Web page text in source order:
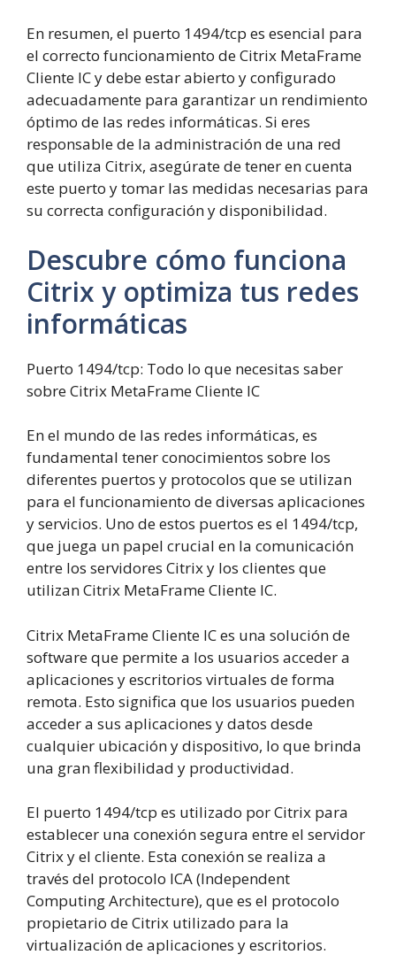
En resumen, el puerto 1494/tcp es esencial para
el correcto funcionamiento de Citrix MetaFrame
Cliente IC y debe estar abierto y configurado
adecuadamente para garantizar un rendimiento
óptimo de las redes informáticas. Si eres
responsable de la administración de una red
que utiliza Citrix, asegúrate de tener en cuenta
este puerto y tomar las medidas necesarias para
su correcta configuración y disponibilidad.
Descubre cómo funciona
Citrix y optimiza tus redes
informáticas
Puerto 1494/tcp: Todo lo que necesitas saber
sobre Citrix MetaFrame Cliente IC
En el mundo de las redes informáticas, es
fundamental tener conocimientos sobre los
diferentes puertos y protocolos que se utilizan
para el funcionamiento de diversas aplicaciones
y servicios. Uno de estos puertos es el 1494/tcp,
que juega un papel crucial en la comunicación
entre los servidores Citrix y los clientes que
utilizan Citrix MetaFrame Cliente IC.
Citrix MetaFrame Cliente IC es una solución de
software que permite a los usuarios acceder a
aplicaciones y escritorios virtuales de forma
remota. Esto significa que los usuarios pueden
acceder a sus aplicaciones y datos desde
cualquier ubicación y dispositivo, lo que brinda
una gran flexibilidad y productividad.
El puerto 1494/tcp es utilizado por Citrix para
establecer una conexión segura entre el servidor
Citrix y el cliente. Esta conexión se realiza a
través del protocolo ICA (Independent
Computing Architecture), que es el protocolo
propietario de Citrix utilizado para la
virtualización de aplicaciones y escritorios.